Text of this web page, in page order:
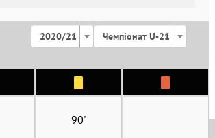
2020/21 Чемпіонат U-21
90'